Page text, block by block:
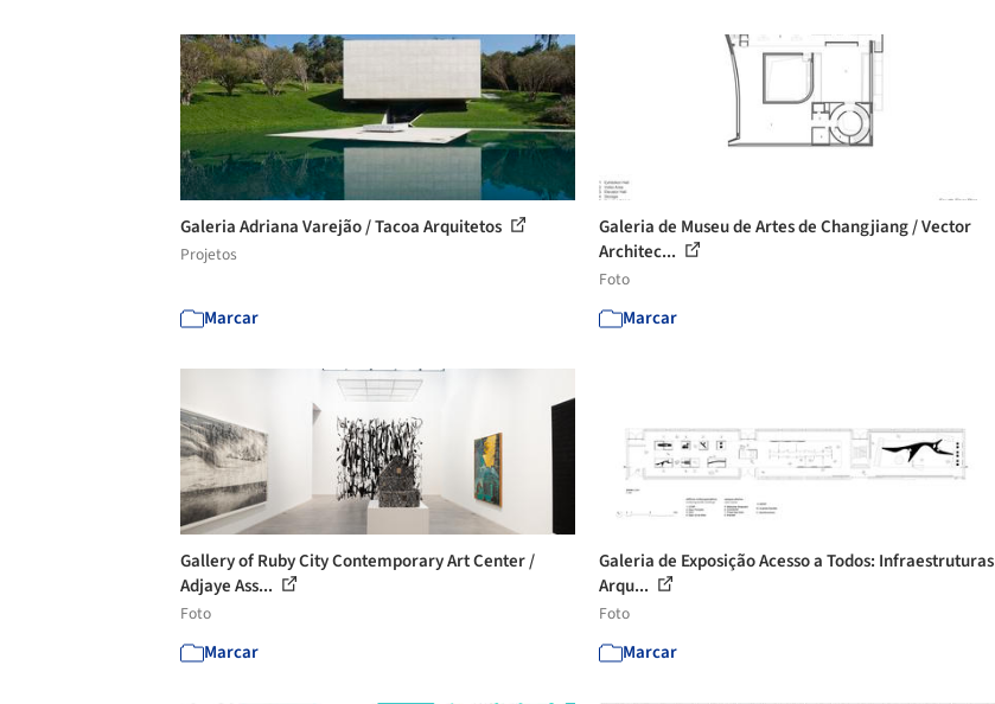
Galeria Adriana Varejão / Tacoa Arquitetos
Projetos
Marcar
Galeria de Museu de Artes de Changjiang / Vector
Architec...
Foto
Marcar
Gallery of Ruby City Contemporary Art Center /
Adjaye Ass...
Foto
Marcar
Galeria de Exposição Acesso a Todos: Infraestruturas
Arqu...
Foto
Marcar